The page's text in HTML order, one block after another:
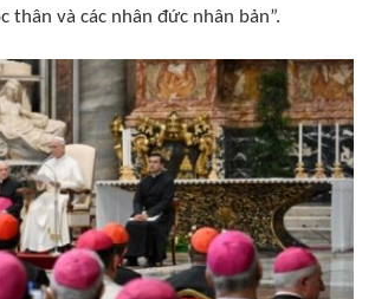
và các nhân đức nhân bản”.